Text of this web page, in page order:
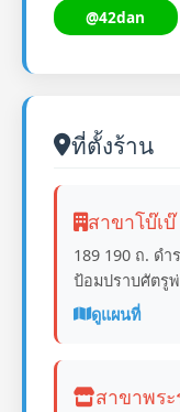
@42dan
ที่ตั้งร้าน
สาขาโบ๊เบ๊
189 190 ถ. ด
ป้อมปราบศัตรู
ดูแผนที่
สาขาพร